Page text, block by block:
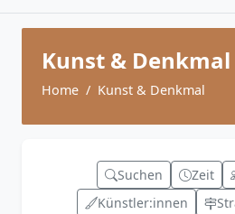
Kunst & Denkmal
Home Kunst & Denkmal
Suchen Zeit
Künstler:innen